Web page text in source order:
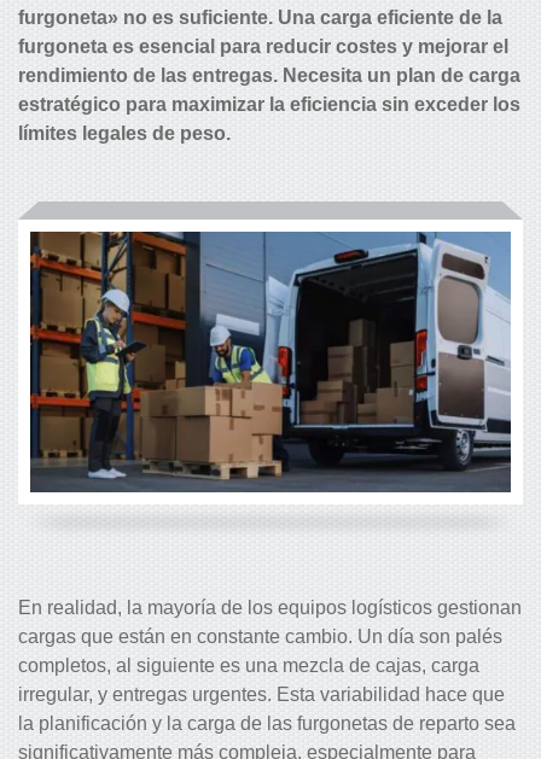
furgoneta» no es suficiente. Una carga eficiente de la
furgoneta es esencial para reducir costes y mejorar el
rendimiento de las entregas. Necesita un plan de carga
estratégico para maximizar la eficiencia sin exceder los
límites legales de peso.
En realidad, la mayoría de los equipos logísticos gestionan
cargas que están en constante cambio. Un día son palés
completos, al siguiente es una mezcla de cajas, carga
irregular, y entregas urgentes. Esta variabilidad hace que
la planificación y la carga de las furgonetas de reparto sea
significativamente más compleja, especialmente para